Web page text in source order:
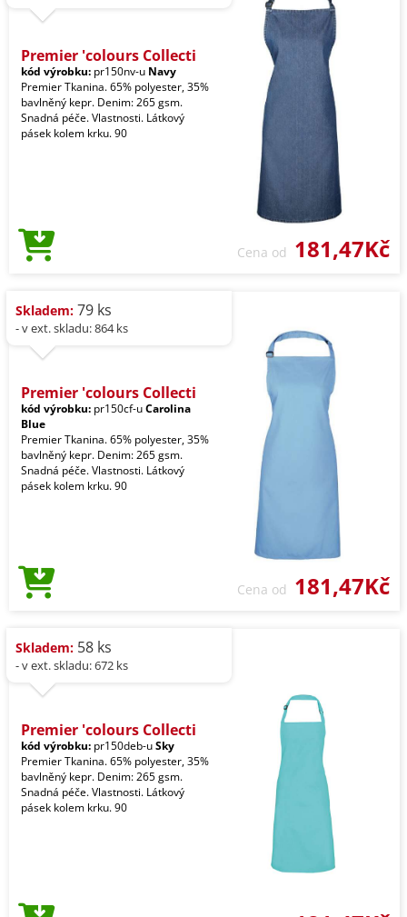
Premier 'colours Collecti
kód výrobku: pr150nv-u Navy
Premier Tkanina. 65% polyester, 35%
bavlněný kepr. Denim: 265 gsm.
Snadná péče. Vlastnosti. Látkový
pásek kolem krku. 90
Cena od 181,47Kč
Skladem: 79 ks
- v ext. skladu: 864 ks
Premier 'colours Collecti
kód výrobku: pr150cf-uCarolina
Blue
Premier Tkanina. 65% polyester, 35%
bavlněný kepr. Denim: 265 gsm.
Snadná péče. Vlastnosti. Látkový
pásek kolem krku. 90
Cena od 181,47Kč
Skladem: 58 ks
- v ext. skladu: 672 ks
Premier 'colours Collecti
kód výrobku: pr150deb-uSky
Premier Tkanina. 65% polyester, 35%
bavlněný kepr. Denim: 265 gsm.
Snadná péče. Vlastnosti. Látkový
pásek kolem krku. 90